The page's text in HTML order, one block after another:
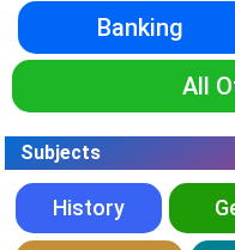
Banking
All
Subjects
History